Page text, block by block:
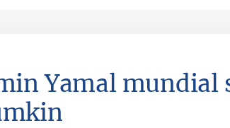
Yamal mundial